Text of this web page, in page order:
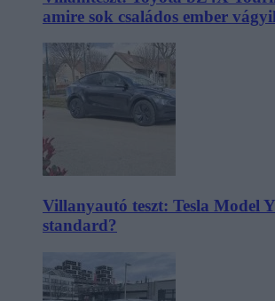
amire sok családos ember
Villanyautó teszt: Tesla Model
standard?